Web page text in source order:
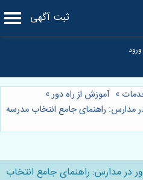
ثبت آگهی
» آموزش از راه دور»
مدارس: راهنمای جامع انتخاب مدرسه
در مدارس: راهنمای جامع انتخاب